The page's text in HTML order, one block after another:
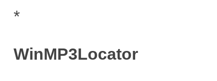
*
WinMP3Locator